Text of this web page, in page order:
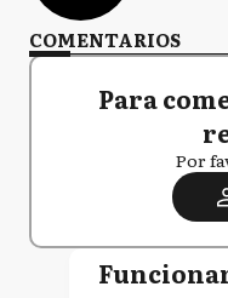
COMENTARIOS
Para
Por